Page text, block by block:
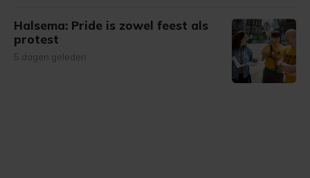
Halsema: Pride is zowel feest als
protest
5 dagen geleden